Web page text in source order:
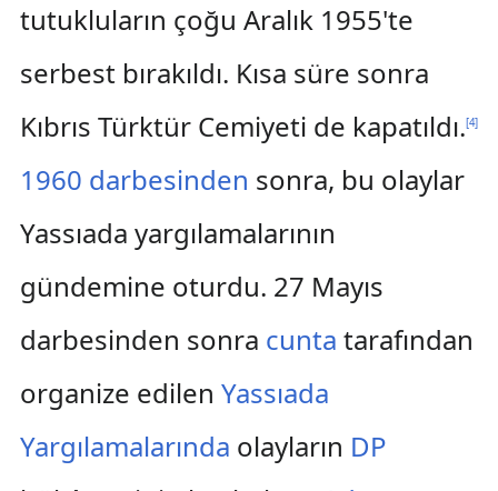
tutukluların çoğu Aralık 1955'te
serbest bırakıldı. Kısa süre sonra
Kıbrıs Türktür Cemiyeti de kapatıldı.[4]
1960 darbesinden sonra, bu olaylar
Yassıada yargılamalarının
gündemine oturdu. 27 Mayıs
darbesinden sonra cunta tarafından
organize edilen Yassıada
Yargılamalarında olayların DP